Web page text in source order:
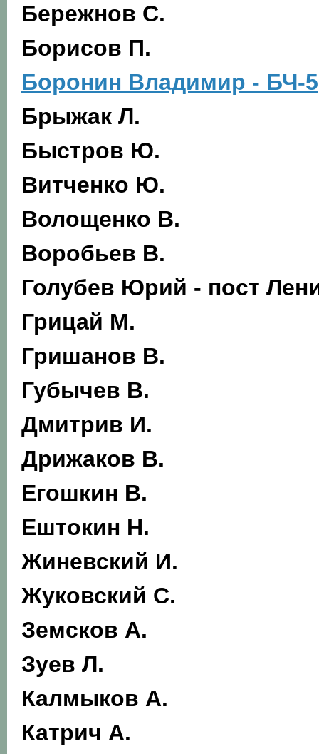
Бережнов С.
Борисов П.
Боронин Владимир - БЧ-
Брыжак Л.
Быстров Ю.
Витченко Ю.
Волощенко В.
Воробьев В.
Голубев Юрий - пост
Грицай М.
Гришанов В.
Губычев В.
Дмитрив И.
Дрижаков В.
Егошкин В.
Ештокин Н.
Жиневский И.
Жуковский С.
Земсков А.
Зуев Л.
Калмыков А.
Катрич А.